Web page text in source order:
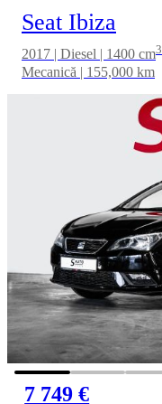
Seat Ibiza
2017 | Diesel | 1400 cm3
Mecanică | 155,000 km
7 749 €